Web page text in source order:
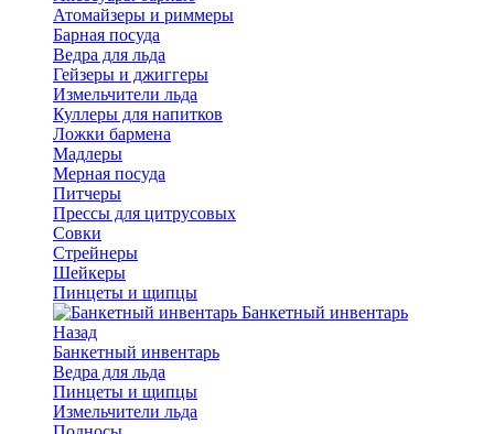
Атомайзеры и риммеры
Барная посуда
Ведра для льда
Гейзеры и джиггеры
Измельчители льда
Куллеры для напитков
Ложки бармена
Мадлеры
Мерная посуда
Питчеры
Прессы для цитрусовых
Совки
Стрейнеры
Шейкеры
Пинцеты и щипцы
Банкетный инвентарь
Назад
Банкетный инвентарь
Ведра для льда
Пинцеты и щипцы
Измельчители льда